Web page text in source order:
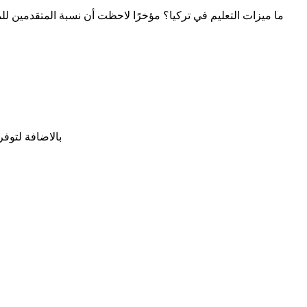
ما ميزات التعليم في تركيا؟ مؤخرًا لاحظت أن نسبة المتقدمين
بالاضافة